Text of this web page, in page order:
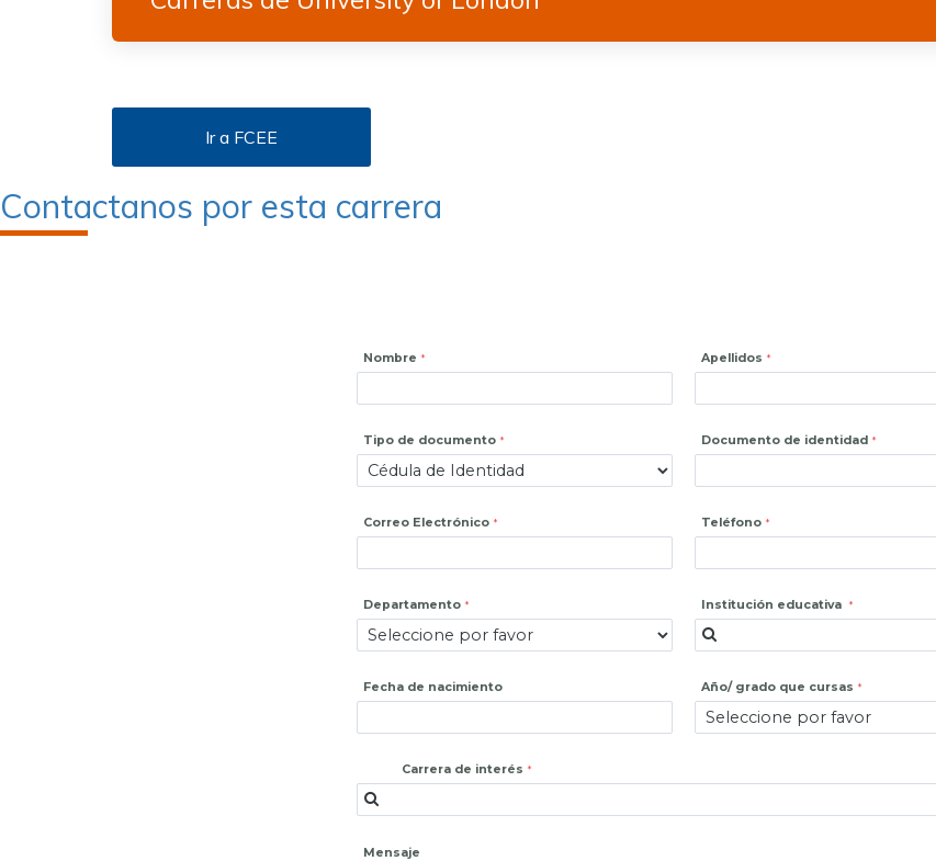
Ir a FCEE
Contactanos por esta carrera
Nombre Apellidos
Tipo de documento Documento de identidad
Correo Electrónico Teléfono
Departamento Institución educativa
Fecha de nacimiento Año/ grado que cursas
Carrera de interés
Mensaje